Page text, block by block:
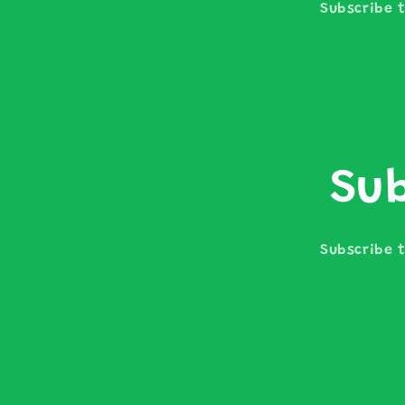
Subscribe
Subscribe